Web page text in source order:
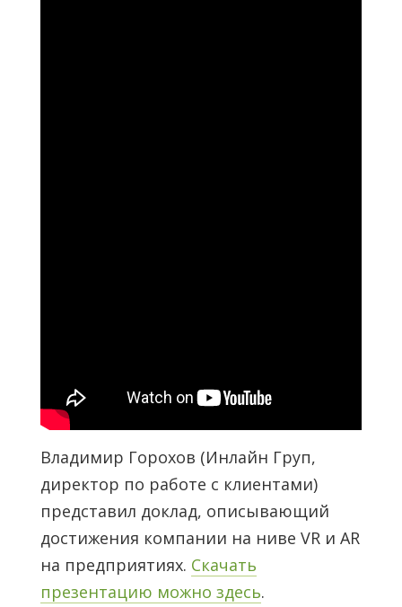
Владимир Горохов (Инлайн Груп,
директор по работе с клиентами)
представил доклад, описывающий
достижения компании на ниве VR и AR
на предприятиях. Скачать
презентацию можно здесь.